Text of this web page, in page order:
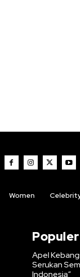
Women
Populer
Apel
Serukan
Indonesia”